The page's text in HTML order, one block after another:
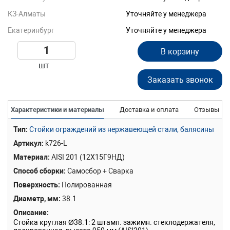
КЗ-Алматы
Уточняйте у менеджера
Екатеринбург
Уточняйте у менеджера
шт
В корзину
Заказать звонок
Характеристики и материалы Доставка и оплата Отзывы
Тип Стойки ограждений из нержавеющей стали, балясины
Артикул k726-L
Материал AISI 201 (12Х15Г9НД)
Способ сборки Самосбор + Сварка
Поверхность Полированная
Диаметр, мм 38.1
Описание
Cтойка круглая Ø38.1: 2 штамп. зажимн. стеклодержателя,